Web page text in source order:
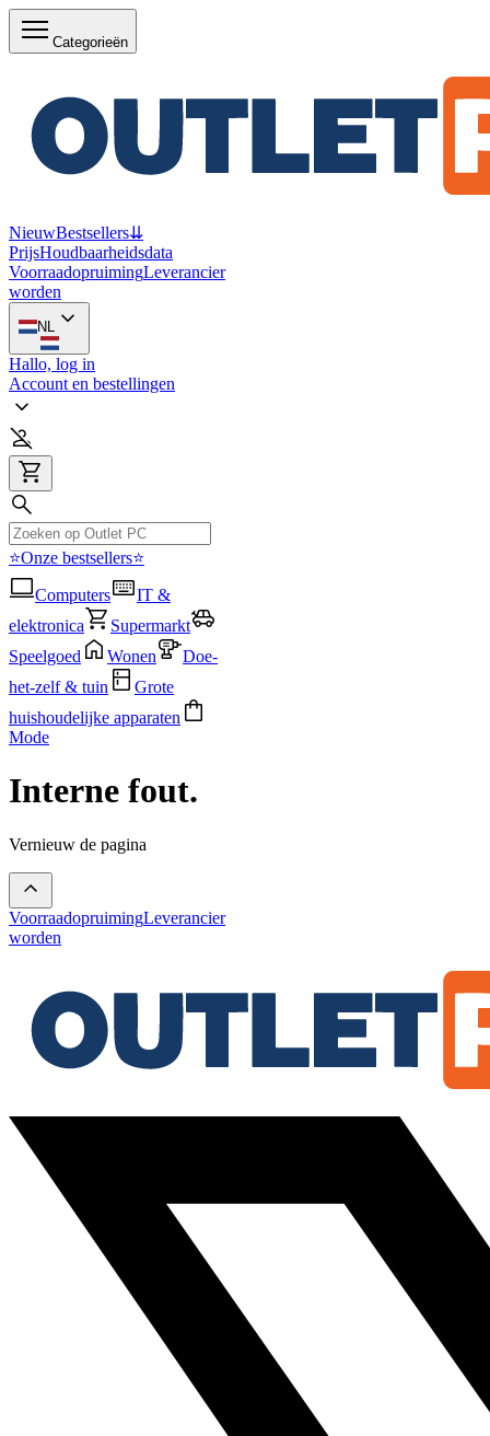
Categorieën
NieuwBestsellers⇊
PrijsHoudbaarheidsdata
VoorraadopruimingLeverancier
worden
NL
Hallo, log in
Account en bestellingen
⭐Onze bestsellers⭐
Computers
IT &
elektronica
Supermarkt
Speelgoed
Wonen
Doe-
het-zelf & tuin
Grote
huishoudelijke apparaten
Mode
Interne fout.
Vernieuw de pagina
VoorraadopruimingLeverancier
worden